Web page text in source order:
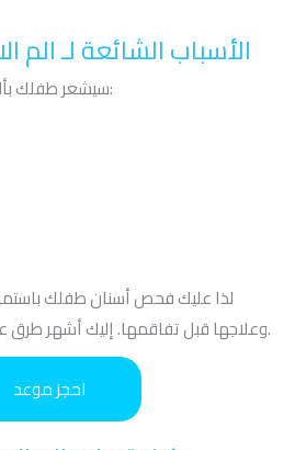
الأسباب الشائعة لـ الم
سيشعر طفلك بألم الأسنان في الحالات التالية:
لذا عليك فحص أسنان طفلك
وعلاجها قبل تفاقمها. إليك أشهر طرق علاج الم الاسنان عند الاطفال.
احجز موعد